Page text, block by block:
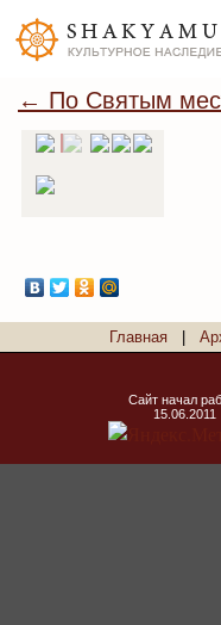
← По Святым
Главная
Сайт начал
15.06.2011